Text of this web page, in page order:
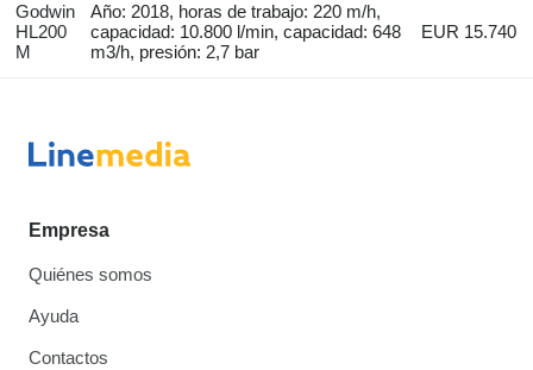
Godwin
HL200
M
Año: 2018, horas de trabajo: 220 m/h,
capacidad: 10.800 l/min, capacidad: 648
m3/h, presión: 2,7 bar
EUR 15.740
Empresa
Quiénes somos
Ayuda
Contactos